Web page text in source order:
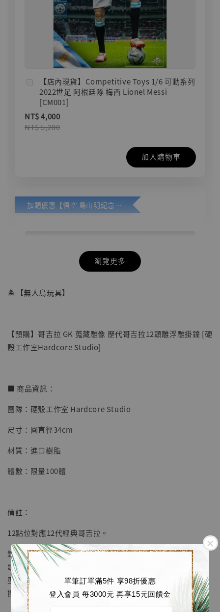
單筆訂單滿5件 享98折優惠
登入會員 每3000元 再享15元回饋金
【店內現貨】Competitive Toys 1/6 可動系列
2022世足 阿根廷隊 梅西 Lionel Messi
[CM001]
NT$ 4,000
NT$ 5,200
加入購物車
加購優惠【悟空 鳥山明紀念款 [奇蹟工作室]】
【店內現貨】七龍珠 系列蒐藏雕像 悟空 鳥山
明紀念款 [奇蹟工作室]
NT$ 5,580
瀏覽更多
🏝【無人島玩具】
【預購】哥吉拉 GK 蒐藏雕像 歷代哥吉拉12頭雕浮雕掛鐘 [硬
殼工作室Hardcore Studio]
■ 商品資訊：
團隊：硬殼工作室 Hardcore Studio
尺寸：圓直徑34cm
材質：進口樹脂
體數：限量100體
備註：
12點位對應12代經典哥吉拉。
鐘面12個時鐘刻度位置，全部替換為不同年代哥吉拉的專屬
頭雕，從1954年初代哥吉拉到平成、千禧系列的經典皮套造
型，一圈完整串聯哥吉拉半個世紀的形象演變。可掛牆、可
擺放（有壓克力底座）。